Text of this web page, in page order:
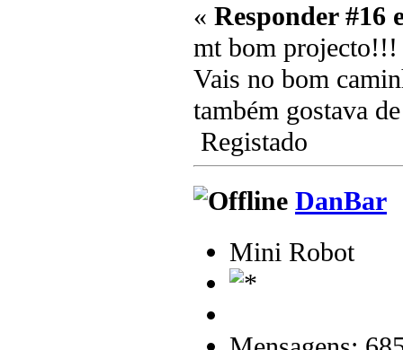
« Responder #16
mt bom projecto!!!
Vais no bom
também gostava
Registado
DanBar
Mini Robot